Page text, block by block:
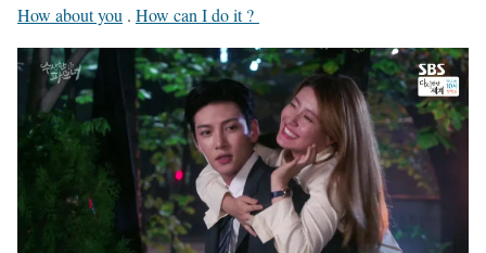
How about you . How can I do it ?